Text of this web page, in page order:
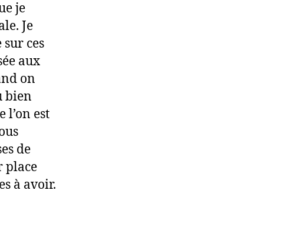
je
Je
ces
aux
on
bien
l’on est
de
place
à avoir.